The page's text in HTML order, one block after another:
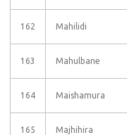
162 Mahilidi
163 Mahulbane
164 Maishamura
165 Majhihira